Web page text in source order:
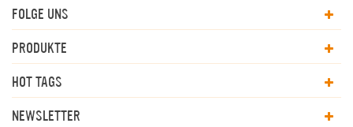
FOLGE UNS
PRODUKTE
HOT TAGS
NEWSLETTER